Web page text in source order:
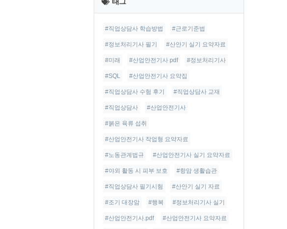
글
#직업상담사 학습방법 #근로기준법
#정보처리기사 필기 #산안기 실기 요약자료
#미래 #산업안전기사 pdf #정보처리기사
#SQL #산업안전기사 요약집
#직업상담사 수험 후기 #직업상담사 교재
#직업상담사 #산업안전기사
#붉은 육류 섭취
#산업안전기사 작업형 요약자료
#노동관계법규 #산업안전기사 실기 요약자료
#야외 활동 시 피부 보호 #항암 생활습관
#직업상담사 필기시험 #산안기 실기 자료
#조기 대장암 #행복 #정보처리기사 실기
#산업안전기사.pdf #산업안전기사 요약자료